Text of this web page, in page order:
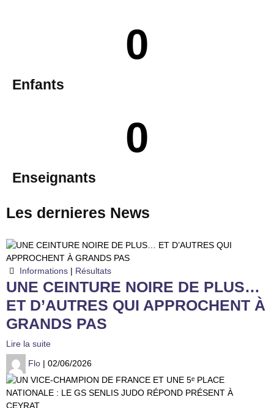
0
Enfants
0
Enseignants
Les dernieres News
Informations| Résultats
UNE CEINTURE NOIRE DE PLUS…
ET D’AUTRES QUI APPROCHENT À
GRANDS PAS
Lire la suite
Flo | 02/06/2026